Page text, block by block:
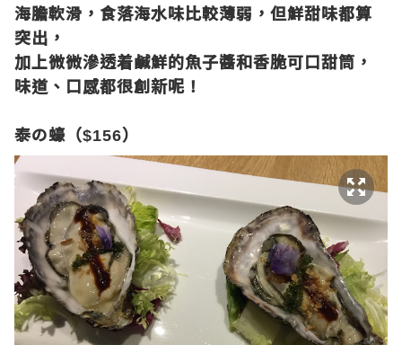
海膽軟滑，食落海水味比較薄弱，但鮮甜味都算
突出，
加上微微滲透着鹹鮮的魚子醬和香脆可口甜筒，
味道、口感都很創新呢！
泰の蠔（$156）